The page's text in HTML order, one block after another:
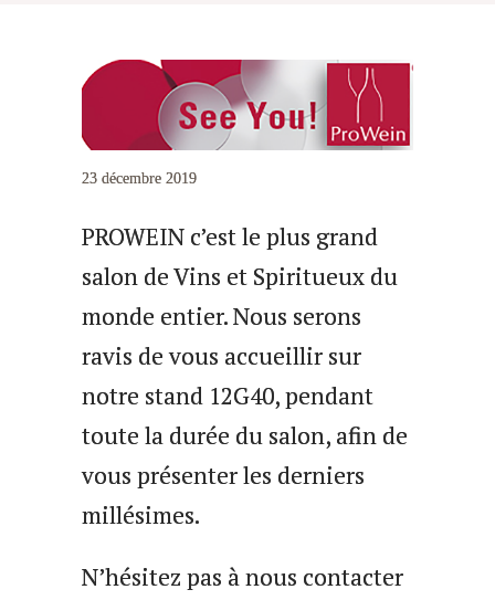
23 décembre 2019
PROWEIN c’est le plus grand
salon de Vins et Spiritueux du
monde entier. Nous serons
ravis de vous accueillir sur
notre stand 12G40, pendant
toute la durée du salon, afin de
vous présenter les derniers
millésimes.
N’hésitez pas à nous contacter